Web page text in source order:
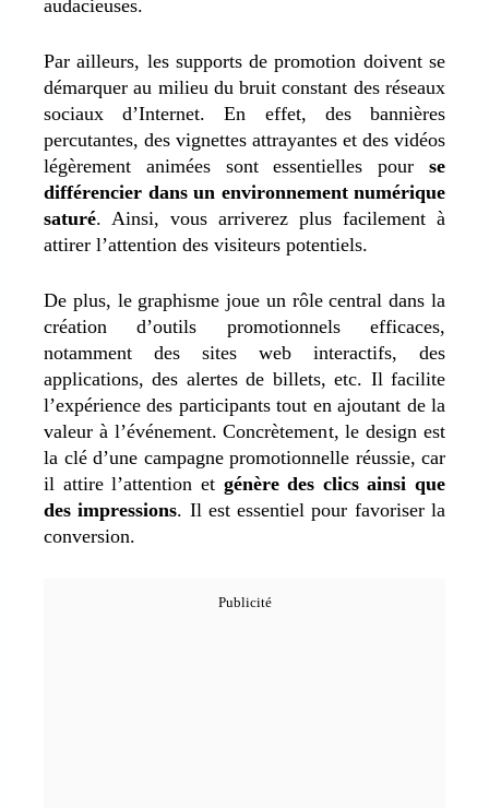
audacieuses.
Par ailleurs, les supports de promotion doivent se
démarquer au milieu du bruit constant des réseaux
sociaux d’Internet. En effet, des bannières
percutantes, des vignettes attrayantes et des vidéos
légèrement animées sont essentielles pour se
différencier dans un environnement numérique
saturé. Ainsi, vous arriverez plus facilement à
attirer l’attention des visiteurs potentiels.
De plus, le graphisme joue un rôle central dans la
création d’outils promotionnels efficaces,
notamment des sites web interactifs, des
applications, des alertes de billets, etc. Il facilite
l’expérience des participants tout en ajoutant de la
valeur à l’événement. Concrètement, le design est
la clé d’une campagne promotionnelle réussie, car
il attire l’attention et génère des clics ainsi que
des impressions. Il est essentiel pour favoriser la
conversion.